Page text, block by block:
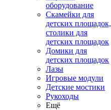
оборудование
Скамейки для
детских площадок,
столики для
детских площадок
Домики для
детских площадок
Лазы
Игровые модули
Детские мостики
Рукоходы
Ещё